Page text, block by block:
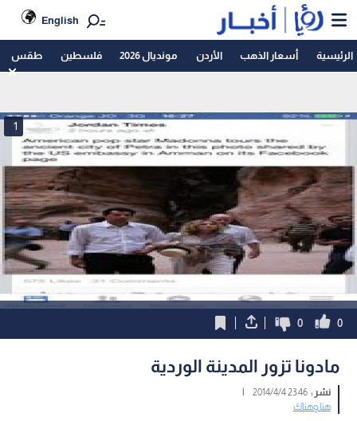
English
الرئيسية أسعار الذهب الأردن مونديال 2026 فلسطين طقس
1
0
0
مادونا تزور المدينة الوردية
نشر :23:46 2014/4/4
|
هنا وهناك